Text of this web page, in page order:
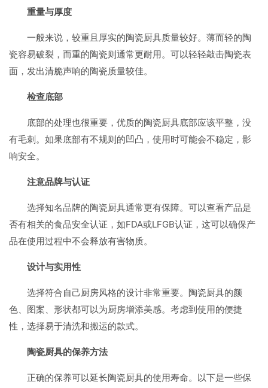
重量与厚度
一般来说，较重且厚实的陶瓷厨具质量较好。薄而轻的陶
瓷容易破裂，而重的陶瓷则通常更耐用。可以轻轻敲击陶瓷表
面，发出清脆声响的陶瓷质量较佳。
检查底部
底部的处理也很重要，优质的陶瓷厨具底部应该平整，没
有毛刺。如果底部有不规则的凹凸，使用时可能会不稳定，影
响安全。
注意品牌与认证
选择知名品牌的陶瓷厨具通常更有保障。可以查看产品是
否有相关的食品安全认证，如FDA或LFGB认证，这可以确保产
品在使用过程中不会释放有害物质。
设计与实用性
选择符合自己厨房风格的设计非常重要。陶瓷厨具的颜
色、图案、形状都可以为厨房增添美感。考虑到使用的便捷
性，选择易于清洗和搬运的款式。
陶瓷厨具的保养方法
正确的保养可以延长陶瓷厨具的使用寿命。以下是一些保